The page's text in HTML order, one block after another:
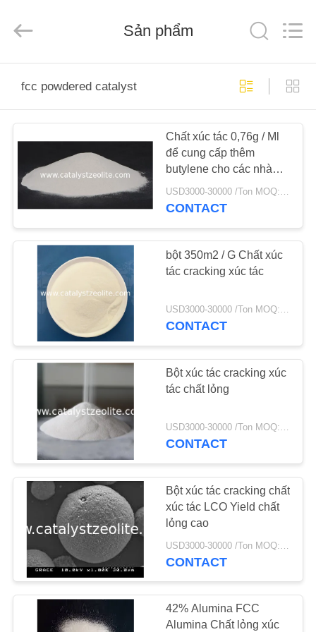
CHỦ
CÁC
SẢN
PHẨM
VỀ
CHÚNG
THAM
QUAN
NHÀ
MÁY
KIỂM
SOÁT
CHẤT
LƯỢNG
LIÊN
HỆ
CHÚNG
CO.,LTD.
Sản phẩm
fcc powdered catalyst
Chất xúc tác 0,76g / Ml
để cung cấp thêm
butylene cho các nhà
tinh chế
USD3000-30000 /Ton MOQ:1 kg
CONTACT
bột 350m2 / G Chất xúc
tác cracking xúc tác
USD3000-30000 /Ton MOQ:1 kg
CONTACT
Bột xúc tác cracking xúc
tác chất lỏng
USD3000-30000 /Ton MOQ:1 kg
CONTACT
Bột xúc tác cracking chất
xúc tác LCO Yield chất
lỏng cao
CONTACT
42% Alumina FCC
Alumina Chất lỏng xúc